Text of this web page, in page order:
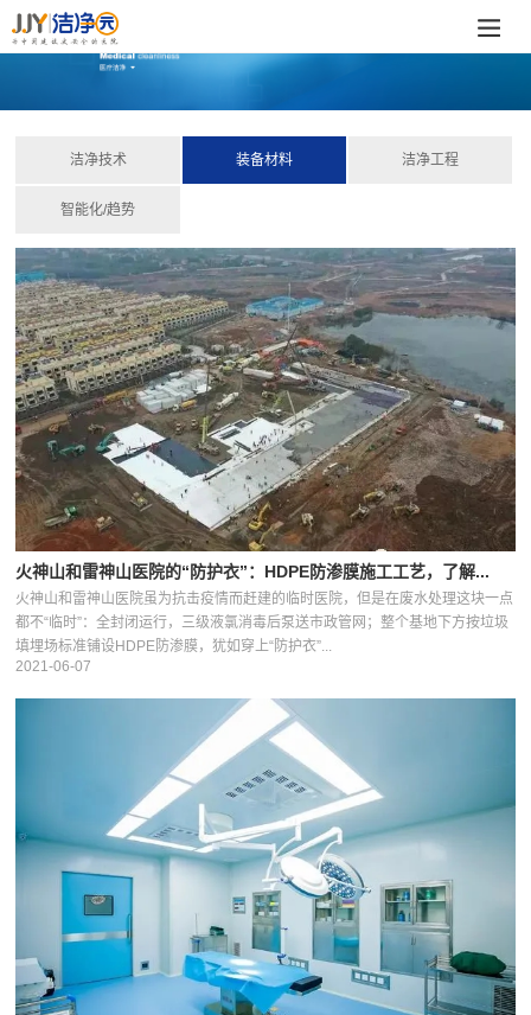
洁净技术 装备材料 洁净工程
智能化/趋势
火神山和雷神山医院的“防护衣”：HDPE防渗膜施工工艺，了解...
火神山和雷神山医院虽为抗击疫情而赶建的临时医院，但是在废水处理这块一点
都不“临时”：全封闭运行，三级液氯消毒后泵送市政管网；整个基地下方按垃圾
填埋场标准铺设HDPE防渗膜，犹如穿上“防护衣”...
2021-06-07